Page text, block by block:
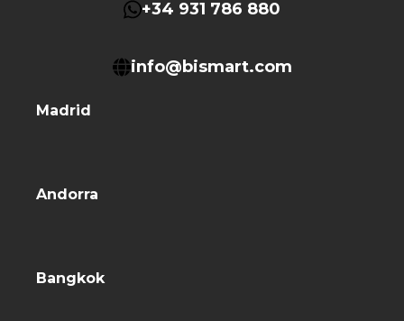
+34 931 786 880
info@bismart.com
Madrid
Andorra
Bangkok